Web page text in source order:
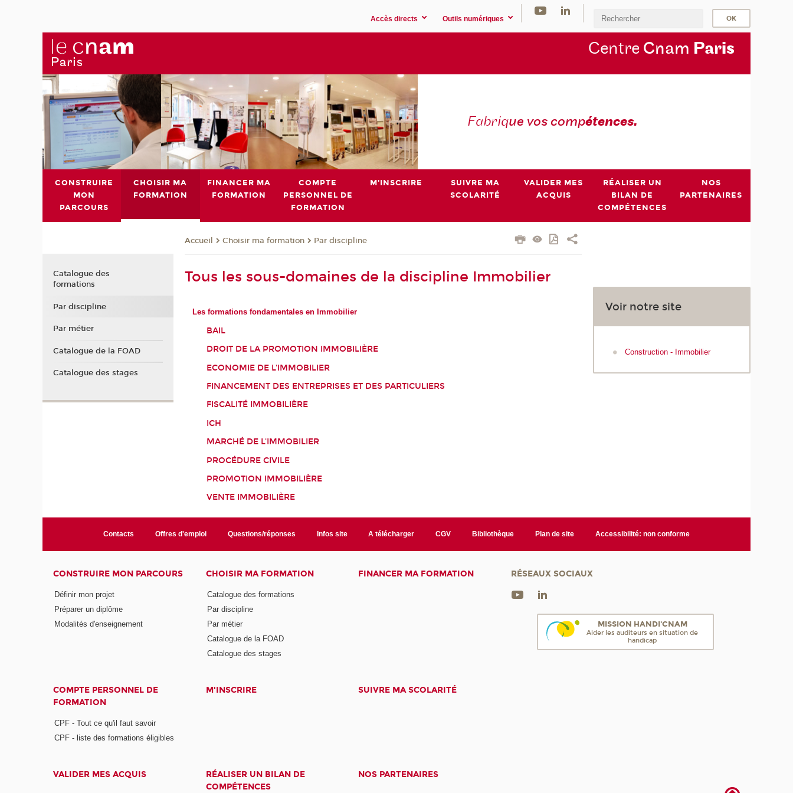
Accès directs Outils numériques
Centre Cnam Paris
Fabrique vos compétences.
CONSTRUIRE
MON
PARCOURS
CHOISIR MA
FORMATION
FINANCER MA
FORMATION
COMPTE
PERSONNEL DE
FORMATION
M'INSCRIRE
SUIVRE MA
SCOLARITÉ
VALIDER MES
ACQUIS
RÉALISER UN
BILAN DE
COMPÉTENCES
NOS
PARTENAIRES
Accueil Choisir ma formation Par discipline
Tous les sous-domaines de la discipline Immobilier
Les formations fondamentales en Immobilier
BAIL
DROIT DE LA PROMOTION IMMOBILIÈRE
ECONOMIE DE L'IMMOBILIER
FINANCEMENT DES ENTREPRISES ET DES PARTICULIERS
FISCALITÉ IMMOBILIÈRE
ICH
MARCHÉ DE L'IMMOBILIER
PROCÉDURE CIVILE
PROMOTION IMMOBILIÈRE
VENTE IMMOBILIÈRE
Voir notre site
Construction - Immobilier
Catalogue des
formations
Par discipline
Par métier
Catalogue de la FOAD
Catalogue des stages
Contacts Offres d'emploi Questions/réponses Infos site A télécharger CGV Bibliothèque Plan de site Accessibilité: non conforme
CONSTRUIRE MON PARCOURS
Définir mon projet
Préparer un diplôme
Modalités d'enseignement
CHOISIR MA FORMATION
Catalogue des formations
Par discipline
Par métier
Catalogue de la FOAD
Catalogue des stages
FINANCER MA FORMATION
COMPTE PERSONNEL DE
FORMATION
CPF - Tout ce qu'il faut savoir
CPF - liste des formations éligibles
M'INSCRIRE SUIVRE MA SCOLARITÉ
VALIDER MES ACQUIS
RÉALISER UN BILAN DE
COMPÉTENCES
NOS PARTENAIRES
RÉSEAUX SOCIAUX
MISSION HANDI'CNAM
Aider les auditeurs en situation de
handicap